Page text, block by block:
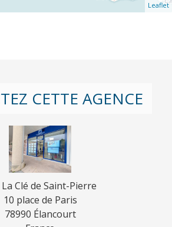
Leaflet
CETTE AGENCE
La Clé de Saint-Pierre
10 place de Paris
78990 Élancourt